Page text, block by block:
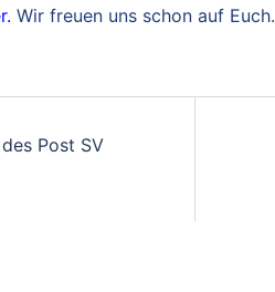
Wir freuen uns schon auf Euch.
Post SV